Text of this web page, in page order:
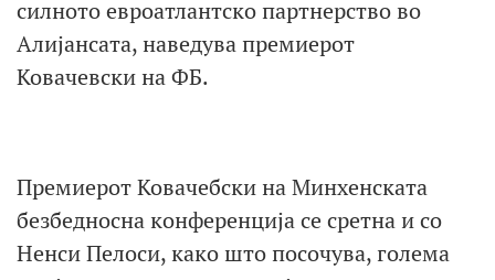
силното евроатлантско партнерство во
Алијансата, наведува премиерот
Ковачевски на ФБ.
Премиерот Ковачебски на Минхенската
безбедносна конференција се сретна и со
Ненси Пелоси, како што посочува, голема